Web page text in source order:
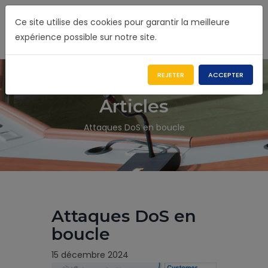
Articles
Attaques DoS en boucle
Attaques DoS en
boucle
15 décembre 2024
Ce site utilise des cookies pour garantir la meilleure
expérience possible sur notre site.
REJETER ACCEPTER